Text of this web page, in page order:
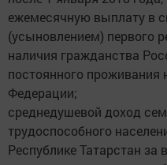
ежемесячную выплату в
(усыновлением) первого
наличия гражданства
постоянного проживания
Федерации;
среднедушевой доход
трудоспособного
Республике Татарстан за